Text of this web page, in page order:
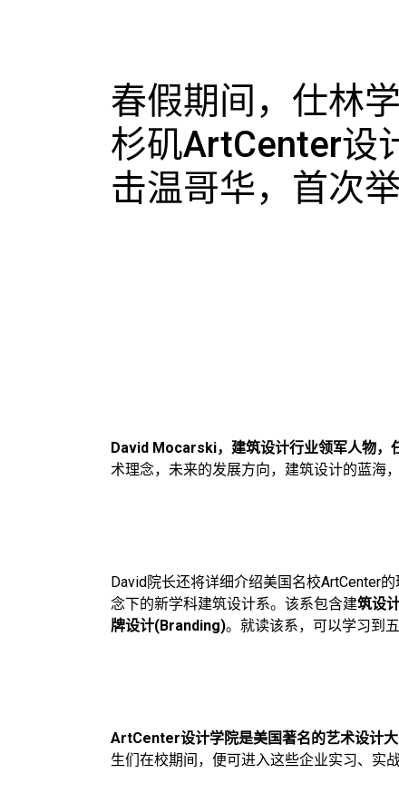
春假期间，仕林
杉矶ArtCenter设
击温哥华，首次
David Mocarski，建筑设计行业领军人物，
术理念，未来的发展方向，建筑设计的蓝海
David院长还将详细介绍美国名校ArtCenter
念下的新学科建筑设计系。该系包含建筑设
牌设计(Branding)。就读该系，可以学习到
ArtCenter设计学院是美国著名的艺术设计
生们在校期间，便可进入这些企业实习、实